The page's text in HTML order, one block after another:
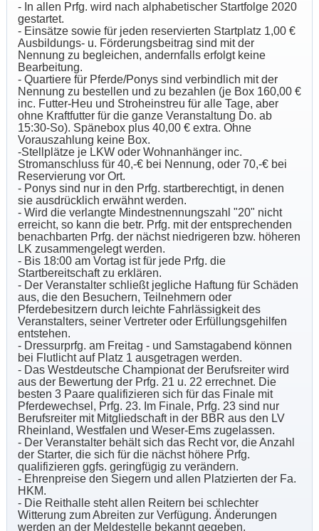
- In allen Prfg. wird nach alphabetischer Startfolge 2020
gestartet.
- Einsätze sowie für jeden reservierten Startplatz 1,00 €
Ausbildungs- u. Förderungsbeitrag sind mit der
Nennung zu begleichen, andernfalls erfolgt keine
Bearbeitung.
- Quartiere für Pferde/Ponys sind verbindlich mit der
Nennung zu bestellen und zu bezahlen (je Box 160,00 €
inc. Futter-Heu und Stroheinstreu für alle Tage, aber
ohne Kraftfutter für die ganze Veranstaltung Do. ab
15:30-So). Spänebox plus 40,00 € extra. Ohne
Vorauszahlung keine Box.
-Stellplätze je LKW oder Wohnanhänger inc.
Stromanschluss für 40,-€ bei Nennung, oder 70,-€ bei
Reservierung vor Ort.
- Ponys sind nur in den Prfg. startberechtigt, in denen
sie ausdrücklich erwähnt werden.
- Wird die verlangte Mindestnennungszahl "20" nicht
erreicht, so kann die betr. Prfg. mit der entsprechenden
benachbarten Prfg. der nächst niedrigeren bzw. höheren
LK zusammengelegt werden.
- Bis 18:00 am Vortag ist für jede Prfg. die
Startbereitschaft zu erklären.
- Der Veranstalter schließt jegliche Haftung für Schäden
aus, die den Besuchern, Teilnehmern oder
Pferdebesitzern durch leichte Fahrlässigkeit des
Veranstalters, seiner Vertreter oder Erfüllungsgehilfen
entstehen.
- Dressurprfg. am Freitag - und Samstagabend können
bei Flutlicht auf Platz 1 ausgetragen werden.
- Das Westdeutsche Championat der Berufsreiter wird
aus der Bewertung der Prfg. 21 u. 22 errechnet. Die
besten 3 Paare qualifizieren sich für das Finale mit
Pferdewechsel, Prfg. 23. Im Finale, Prfg. 23 sind nur
Berufsreiter mit Mitgliedschaft in der BBR aus den LV
Rheinland, Westfalen und Weser-Ems zugelassen.
- Der Veranstalter behält sich das Recht vor, die Anzahl
der Starter, die sich für die nächst höhere Prfg.
qualifizieren ggfs. geringfügig zu verändern.
- Ehrenpreise den Siegern und allen Platzierten der Fa.
HKM.
- Die Reithalle steht allen Reitern bei schlechter
Witterung zum Abreiten zur Verfügung. Änderungen
werden an der Meldestelle bekannt gegeben.